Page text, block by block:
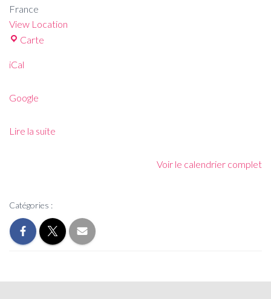
France
View Location
Carte
iCal
Google
Lire la suite
Voir le calendrier complet
Catégories :